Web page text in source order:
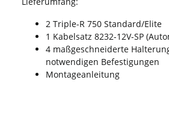
2 Triple-R 750 Standard/Elite
1 Kabelsatz 8232-12V-SP
4 maßgeschneiderte
notwendigen Befestigungen
Montageanleitung